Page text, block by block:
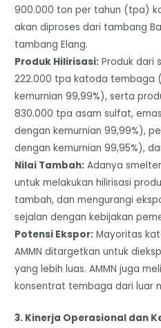
900.000 ton per tahun (tpa)
akan diproses dari tambang
tambang Elang.
​Produk Hilirisasi: Produk dari
222.000 tpa katoda tembaga
kemurnian 99,99%), serta
830.000 tpa asam sulfat,
dengan kemurnian 99,99%),
dengan kemurnian 99,95%),
​Nilai Tambah: Adanya
untuk melakukan hilirisasi
tambah, dan mengurangi
sejalan dengan kebijakan
​Potensi Ekspor: Mayoritas
AMMN ditargetkan untuk
yang lebih luas. AMMN juga
konsentrat tembaga dari luar
​3. Kinerja Operasional dan